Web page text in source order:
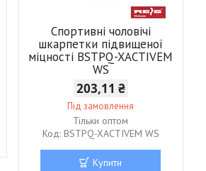
Спортивні чоловічі
шкарпетки підвищеної
міцності BSTPQ-XACTIVEM
WS
203,11 ₴
Під замовлення
Тільки оптом
BSTPQ-XACTIVEM WS
Купити